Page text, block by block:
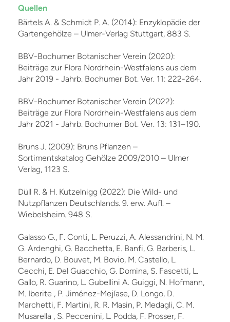
Quellen
Bärtels A. & Schmidt P. A. (2014): Enzyklopädie der
Gartengehölze – Ulmer-Verlag Stuttgart, 883 S.
BBV-Bochumer Botanischer Verein (2020):
Beiträge zur Flora Nordrhein-Westfalens aus dem
Jahr 2019 - Jahrb. Bochumer Bot. Ver. 11: 222-264.
BBV-Bochumer Botanischer Verein (2022):
Beiträge zur Flora Nordrhein-Westfalens aus dem
Jahr 2021 - Jahrb. Bochumer Bot. Ver. 13: 131–190.
Bruns J. (2009): Bruns Pflanzen –
Sortimentskatalog Gehölze 2009/2010 – Ulmer
Verlag, 1123 S.
Düll R. & H. Kutzelnigg (2022): Die Wild- und
Nutzpflanzen Deutschlands. 9. erw. Aufl. –
Wiebelsheim. 948 S.
Galasso G., F. Conti, L. Peruzzi, A. Alessandrini, N. M.
G. Ardenghi, G. Bacchetta, E. Banfi, G. Barberis, L.
Bernardo, D. Bouvet, M. Bovio, M. Castello, L.
Cecchi, E. Del Guacchio, G. Domina, S. Fascetti, L.
Gallo, R. Guarino, L. Gubellini A. Guiggi, N. Hofmann,
M. Iberite , P. Jiménez-Mejíase, D. Longo, D.
Marchetti, F. Martini, R. R. Masin, P. Medagli, C. M.
Musarella , S. Peccenini, L. Podda, F. Prosser, F.